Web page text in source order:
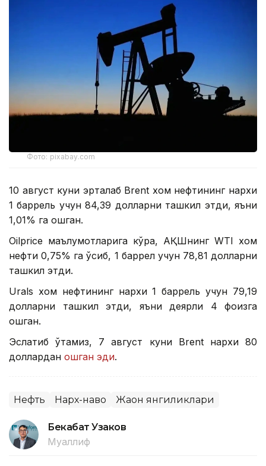
Фото: pixabay.com
10 август куни эрталаб Brent хом нефтининг нархи
1 баррель учун 84,39 долларни ташкил этди, яъни
1,01% га ошган.
Oilprice маълумотларига кўра, АҚШнинг WТI хом
нефти 0,75% га ўсиб, 1 баррел учун 78,81 долларни
ташкил этди.
Urals хом нефтининг нархи 1 баррель учун 79,19
долларни ташкил этди, яъни деярли 4 фоизга
ошган.
Эслатиб ўтамиз, 7 август куни Brent нархи 80
доллардан ошган эди.
Нефть Нарх-наво Жаҳон янгиликлари
Бекабат Узаков
Муаллиф